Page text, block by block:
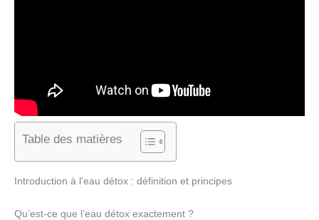
Table des matières
Introduction à l’eau détox : définition et principes
Qu’est-ce que l’eau détox exactement ?